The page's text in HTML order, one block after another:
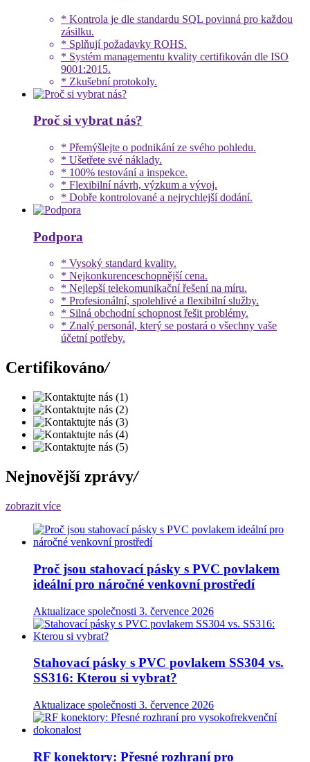
* Kontrola je dle standardu SQL povinná pro každou
zásilku.
* Splňují požadavky ROHS.
* Systém managementu kvality certifikován dle ISO
9001:2015.
* Zkušební protokoly.
Proč si vybrat nás?
* Přemýšlejte o podnikání ze svého pohledu.
* Ušetřete své náklady.
* 100% testování a inspekce.
* Flexibilní návrh, výzkum a vývoj.
* Dobře kontrolované a nejrychlejší dodání.
Podpora
* Vysoký standard kvality.
* Nejkonkurenceschopnější cena.
* Nejlepší telekomunikační řešení na míru.
* Profesionální, spolehlivé a flexibilní služby.
* Silná obchodní schopnost řešit problémy.
* Znalý personál, který se postará o všechny vaše
účetní potřeby.
Certifikováno/
Nejnovější zprávy/
zobrazit více
Proč jsou stahovací pásky s PVC povlakem
ideální pro náročné venkovní prostředí
Aktualizace společnosti 3. července 2026
Stahovací pásky s PVC povlakem SS304 vs.
SS316: Kterou si vybrat?
Aktualizace společnosti 3. července 2026
RF konektory: Přesné rozhraní pro